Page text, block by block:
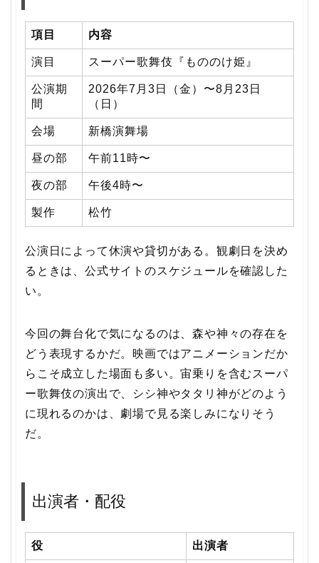
項目 内容
演目 スーパー歌舞伎『もののけ姫』
公演期
間
2026年7月3日（金）〜8月23日
（日）
会場 新橋演舞場
昼の部 午前11時〜
夜の部 午後4時〜
製作 松竹
公演日によって休演や貸切がある。観劇日を決め
るときは、公式サイトのスケジュールを確認した
い。
今回の舞台化で気になるのは、森や神々の存在を
どう表現するかだ。映画ではアニメーションだか
らこそ成立した場面も多い。宙乗りを含むスーパ
ー歌舞伎の演出で、シシ神やタタリ神がどのよう
に現れるのかは、劇場で見る楽しみになりそう
だ。
出演者・配役
役 出演者